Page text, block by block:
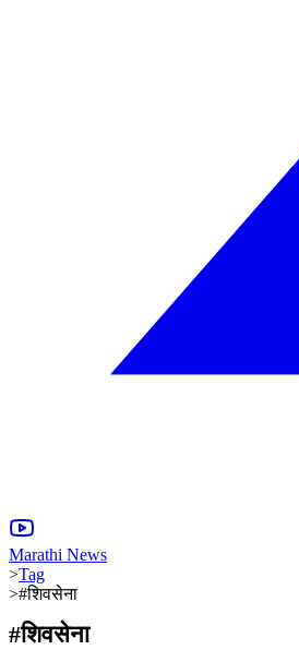
Marathi News
>Tag
>#शिवसेना
#शिवसेना